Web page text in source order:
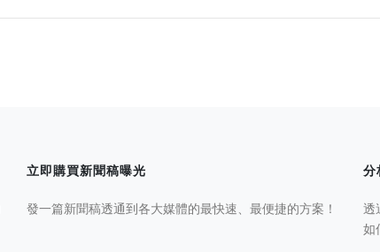
立即購買新聞稿曝光
發一篇新聞稿透通到各大媒體的最快速、最便捷的方案！
分
透
如